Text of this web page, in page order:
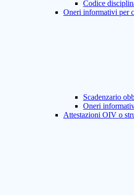
Codice
Oneri informativi per
Scadenzario
Oneri
Attestazioni OIV o